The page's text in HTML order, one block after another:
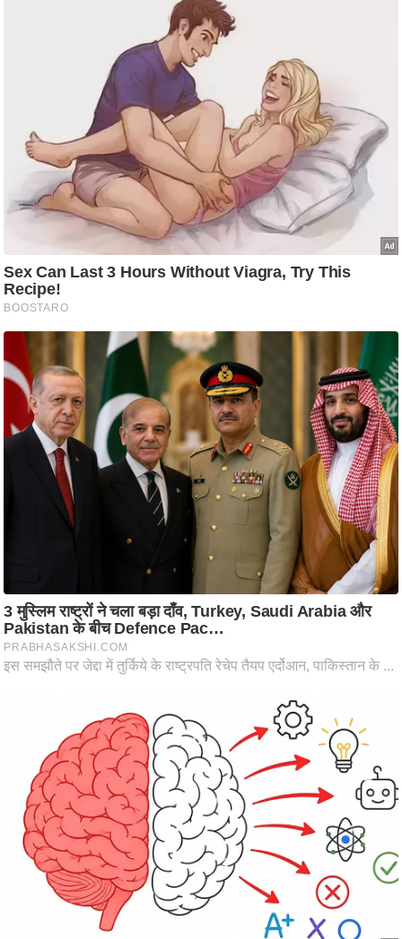
आ
.
आ
.
चा
प
र
स
मी
क्षा
प्र
भु
म
हि
स्थ
ल
व्र
त